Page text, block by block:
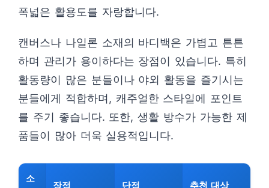
폭넓은 활용도를 자랑합니다.
캔버스나 나일론 소재의 바디백은 가볍고 튼튼
하며 관리가 용이하다는 장점이 있습니다. 특히
활동량이 많은 분들이나 야외 활동을 즐기시는
분들에게 적합하며, 캐주얼한 스타일에 포인트
를 주기 좋습니다. 또한, 생활 방수가 가능한 제
품들이 많아 더욱 실용적입니다.
소
장점 단점 추천 대상